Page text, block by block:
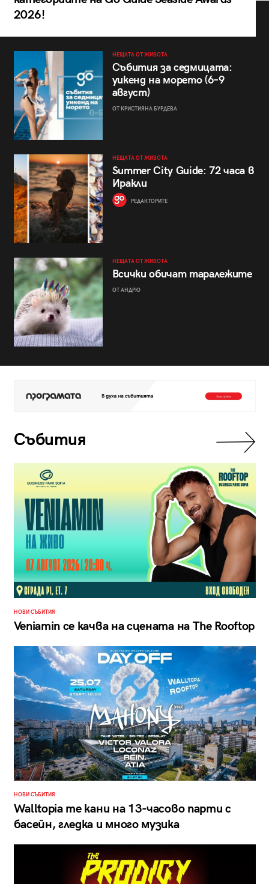
2026!
НЕЩАТА ОТ ЖИВОТА
Събития за седмицата:
уикенд на морето (6–9
август)
ОТ КРИСТИЯНА БУРДЕВА
НЕЩАТА ОТ ЖИВОТА
Summer City Guide: 72 часа в
Иракли
РЕДАКТОРИТЕ
НЕЩАТА ОТ ЖИВОТА
Всички обичат таралежите
ОТ АНДРЮ
Събития
НОВИ СЪБИТИЯ
Veniamin се качва на сцената на The Rooftop
НОВИ СЪБИТИЯ
Walltopia те кани на 13-часово парти с
басейн, гледка и много музика